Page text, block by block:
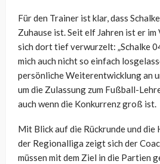
Für den Trainer ist klar, dass
Zuhause ist. Seit elf Jahren ist er
sich dort tief verwurzelt: „Schalke
mich auch nicht so einfach
persönliche Weiterentwicklung an
um die Zulassung zum Fußball-
auch wenn die Konkurrenz groß ist.
Mit Blick auf die Rückrunde und
der Regionalliga zeigt sich der
müssen mit dem Ziel in die Partien